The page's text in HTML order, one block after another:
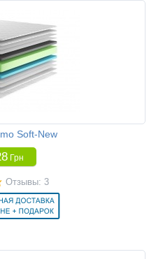
Soft-New
Грн
Отзывы: 3